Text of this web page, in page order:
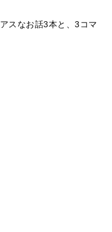
スなお話3本と、3コマ